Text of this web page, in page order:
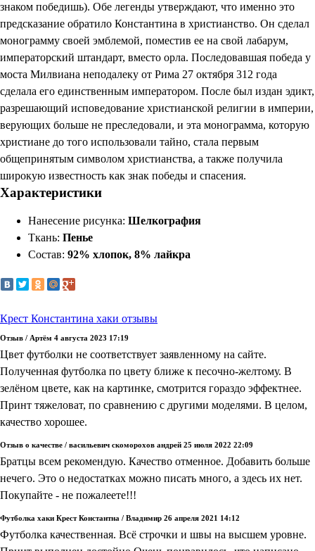
знаком победишь). Обе легенды утверждают, что именно это
предсказание обратило Константина в христианство. Он сделал
монограмму своей эмблемой, поместив ее на свой лабарум,
императорский штандарт, вместо орла. Последовавшая победа у
моста Милвиана неподалеку от Рима 27 октября 312 года
сделала его единственным императором. После был издан эдикт,
разрешающий исповедование христианской религии в империи,
верующих больше не преследовали, и эта монограмма, которую
христиане до того использовали тайно, стала первым
общепринятым символом христианства, а также получила
широкую известность как знак победы и спасения.
Характеристики
Нанесение рисунка: Шелкография
Ткань: Пенье
Состав: 92% хлопок, 8% лайкра
Крест Константина хаки отзывы
Отзыв / Артём 4 августа 2023 17:19
Цвет футболки не соответствует заявленному на сайте.
Полученная футболка по цвету ближе к песочно-желтому. В
зелёном цвете, как на картинке, смотрится гораздо эффектнее.
Принт тяжеловат, по сравнению с другими моделями. В целом,
качество хорошее.
Отзыв о качестве / васильевич скоморохов андрей 25 июля 2022 22:09
Братцы всем рекомендую. Качество отменное. Добавить больше
нечего. Это о недостатках можно писать много, а здесь их нет.
Покупайте - не пожалеете!!!
Футболка хаки Крест Константна / Владимир 26 апреля 2021 14:12
Футболка качественная. Всё строчки и швы на высшем уровне.